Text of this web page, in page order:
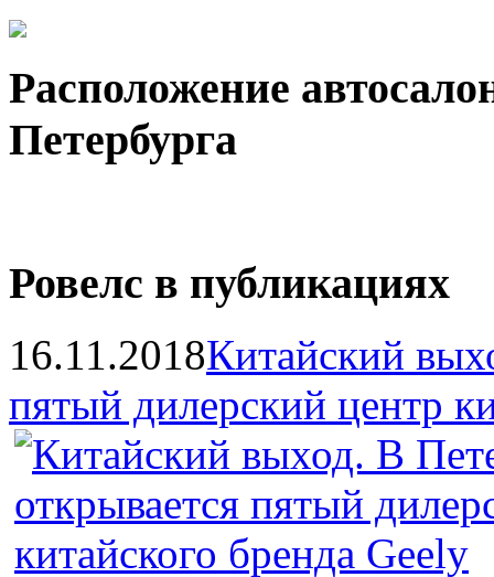
Расположение
Петербурга
Ровелс в публикациях
16.11.2018Китайский
пятый дилерский центр